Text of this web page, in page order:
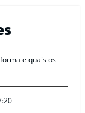
e quais os